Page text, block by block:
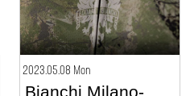
2023.05.08 Mon
Bianchi Milano-